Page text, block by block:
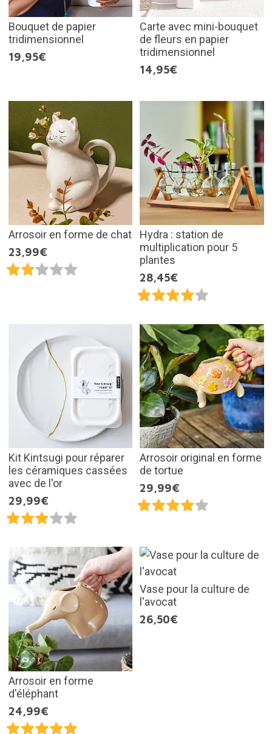
Bouquet de papier
tridimensionnel
19,95€
Carte avec mini-bouquet
de fleurs en papier
tridimensionnel
14,95€
Arrosoir en forme de chat
23,99€
Hydra : station de
multiplication pour 5
plantes
28,45€
Kit Kintsugi pour réparer
les céramiques cassées
avec de l'or
29,99€
Arrosoir original en forme
de tortue
29,99€
Arrosoir en forme
d'éléphant
24,99€
Vase pour la culture de
l'avocat
26,50€